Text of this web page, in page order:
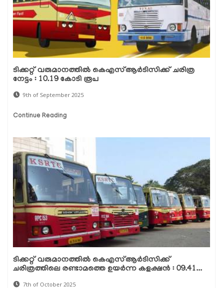
ടിക്കറ്റ് വരുമാനത്തിൽ കെഎസ്ആർടിസിക്ക് ചരിത്ര
നേട്ടം : 10.19 കോടി രൂപ
9th of September 2025
Continue Reading
ടിക്കറ്റ് വരുമാനത്തിൽ കെഎസ്ആർടിസിക്ക്
ചരിത്രത്തിലെ രണ്ടാമത്തെ ഉയർന്ന കളക്ഷൻ : 09.41...
7th of October 2025